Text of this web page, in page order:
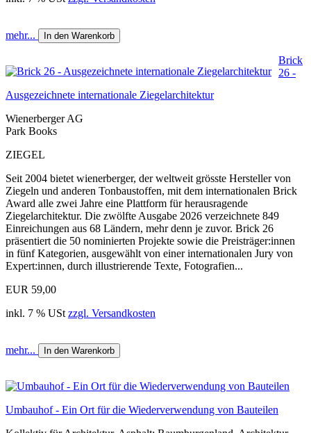
mehr... In den Warenkorb
Brick
26 -
Ausgezeichnete internationale Ziegelarchitektur
Wienerberger AG
Park Books
ZIEGEL
Seit 2004 bietet wienerberger, der weltweit grösste Hersteller von
Ziegeln und anderen Tonbaustoffen, mit dem internationalen Brick
Award alle zwei Jahre eine Plattform für herausragende
Ziegelarchitektur. Die zwölfte Ausgabe 2026 verzeichnete 849
Einreichungen aus 68 Ländern, mehr denn je zuvor. Brick 26
präsentiert die 50 nominierten Projekte sowie die Preisträger:innen
in fünf Kategorien, ausgewählt von einer internationalen Jury von
Expert:innen, durch illustrierende Texte, Fotografien...
EUR 59,00
inkl. 7 % USt zzgl. Versandkosten
mehr... In den Warenkorb
Umbauhof - Ein Ort für die Wiederverwendung von Bauteilen